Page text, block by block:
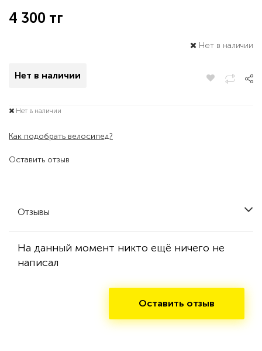
Оставить отзыв
4 300 тг
Нет в наличии
Нет в наличии
Нет в наличии
Как подобрать велосипед?
Отзывы
На данный момент никто ещё ничего не
написал
Оставить отзыв